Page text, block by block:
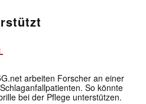
arbeiten Forscher an einer
So könnte
bei der Pflege unterstützen.